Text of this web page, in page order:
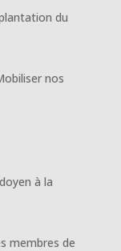
du
nos
à la
membres de